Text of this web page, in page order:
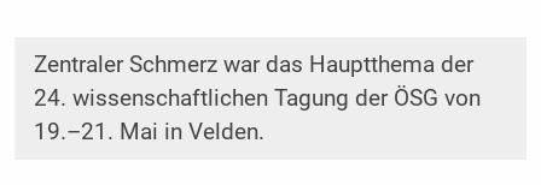
Zentraler Schmerz war das Hauptthema der
24. wissenschaftlichen Tagung der ÖSG von
19.–21. Mai in Velden.